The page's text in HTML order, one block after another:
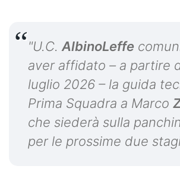
"U.C.AlbinoLeffe
aver affidato – a partire
luglio 2026 – la guida
Prima Squadra a Marco
che siederà sulla
per le prossime due